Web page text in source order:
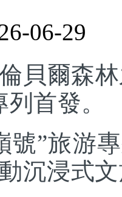
06-29
貝爾森
首發。
”旅游專
沉浸式